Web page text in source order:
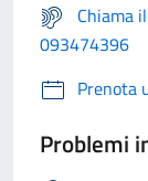
Chiama
093474396
Prenota
Problemi